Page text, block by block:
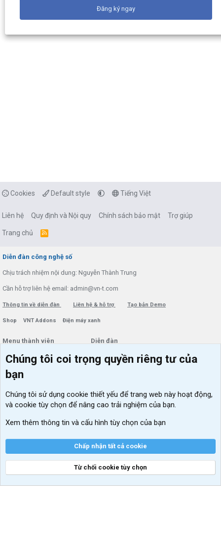
Đăng ký ngay
Cookies Default style Tiếng Việt
Liên hệ Quy định và Nội quy Chính sách bảo mật Trợ giúp
Trang chủ
R
Diễn đàn công nghệ số
Chịu trách nhiệm nội dung: Nguyễn Thành Trung
Cần hỗ trợ liên hệ email: admin@vn-t.com
Thông tin về diễn đàn Liên hệ & hỗ trợ Tạo bản Demo
Shop VNT Addons Điện máy xanh
Menu thành viên
Đăng nhập
Diễn đàn
Tin học căn bản
Khuyến mãi và tài trợ
Chúng tôi coi trọng quyền riêng tư của
bạn
Chúng tôi sử dụng cookie thiết yếu để trang web này hoạt động,
và cookie tùy chọn để nâng cao trải nghiệm của bạn.
Xem thêm thông tin và cấu hình tùy chọn của bạn
Chấp nhận tất cả cookie
Từ chối cookie tùy chọn